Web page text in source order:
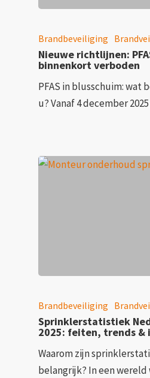
Brandbeveiliging
Nieuwe richtlijnen:
binnenkort verboden
PFAS in blusschuim: wat
u? Vanaf 4 december
Brandbeveiliging
Sprinklerstatistiek
2025: feiten, trends &
Waarom zijn
belangrijk? In een wereld